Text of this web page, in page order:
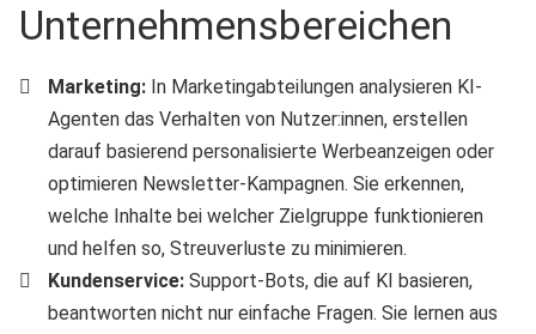
Unternehmensbereichen
Marketing: In Marketingabteilungen analysieren KI-
Agenten das Verhalten von Nutzer:innen, erstellen
darauf basierend personalisierte Werbeanzeigen oder
optimieren Newsletter-Kampagnen. Sie erkennen,
welche Inhalte bei welcher Zielgruppe funktionieren
und helfen so, Streuverluste zu minimieren.
Kundenservice: Support-Bots, die auf KI basieren,
beantworten nicht nur einfache Fragen. Sie lernen aus